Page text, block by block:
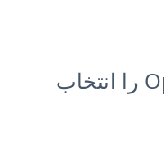
چرا OpenL Translate را انتخاب